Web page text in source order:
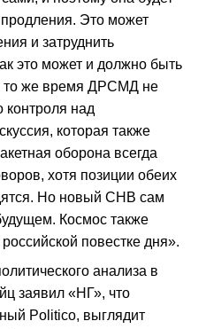
Это может
и затруднить
это может и должно быть
то же время ДРСМД не
над
которая также
оборона всегда
хотя позиции обеих
Но новый СНВ сам
Космос также
повестке дня».
анализа в
заявил «НГ», что
Politico, выглядит